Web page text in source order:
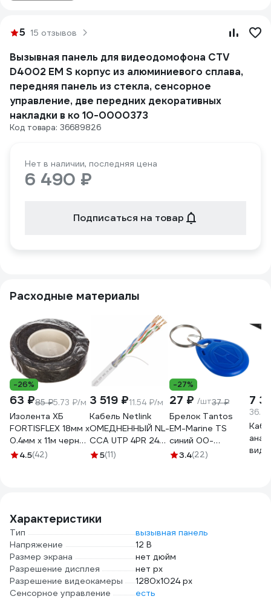
5 15 отзывов
Вызывная панель для видеодомофона CTV
D4002 EM S корпус из алюминиевого сплава,
передняя панель из стекла, сенсорное
управление, две передних декоративных
накладки в ко 10-0000373
Код товара: 36689826
Нет в наличии, последняя цена
6 490 ₽
Подписаться на товар
Расходные материалы
-26%
63 ₽85 ₽5.73 ₽/м
Изолента ХБ
FORTISFLEX 18мм х
0.4мм х 11м черная
71242
4.5(42)
3 519 ₽11.54 ₽/м
Кабель Netlink
ОМЕДНЕННЫЙ NL-
CCA UTP 4PR 24
AWG CAT5е 305м
5(11)
-27%
27 ₽ /шт37 ₽
Брелок Tantos
EM-Marine TS
синий 00-
00015695
3.4(22)
7
Характеристики
Тип
вызывная панель
Напряжение
12 В
Размер экрана
нет дюйм
Разрешение дисплея
нет px
Разрешение видеокамеры
1280х1024 px
Сенсорное управление
есть